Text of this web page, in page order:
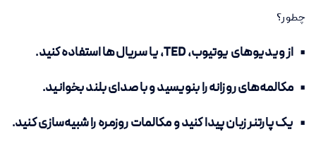
چطور؟
• از ویدیوهای یوتیوب، TED، یا سریال‌ها استفاده کنید.
• مکالمه‌های روزانه را بنویسید و با صدای بلند بخوانید.
• یک پارتنر زبان پیدا کنید و مکالمات روزمره را شبیه‌سازی کنید.